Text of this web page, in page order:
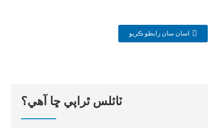
اسان سان رابطو ڪريو
ٽائلس ٿراپي ڇا آهي؟